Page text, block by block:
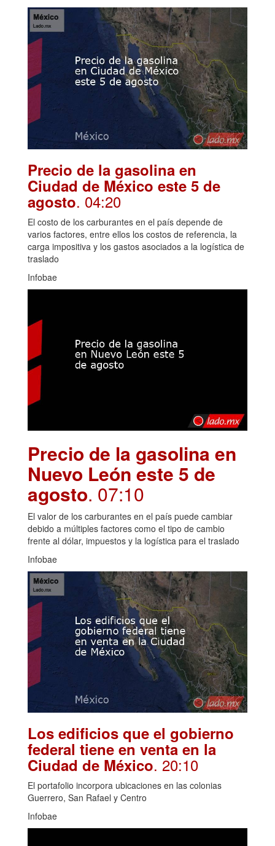
Precio de la gasolina en
Ciudad de México este 5 de
agosto. 04:20
El costo de los carburantes en el país depende de
varios factores, entre ellos los costos de referencia, la
carga impositiva y los gastos asociados a la logística de
traslado
Infobae
Precio de la gasolina en
Nuevo León este 5 de
agosto. 07:10
El valor de los carburantes en el país puede cambiar
debido a múltiples factores como el tipo de cambio
frente al dólar, impuestos y la logística para el traslado
Infobae
Los edificios que el gobierno
federal tiene en venta en la
Ciudad de México. 20:10
El portafolio incorpora ubicaciones en las colonias
Guerrero, San Rafael y Centro
Infobae